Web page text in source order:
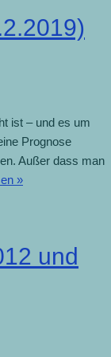
ist – und es um
Prognose
Außer dass man
»
und